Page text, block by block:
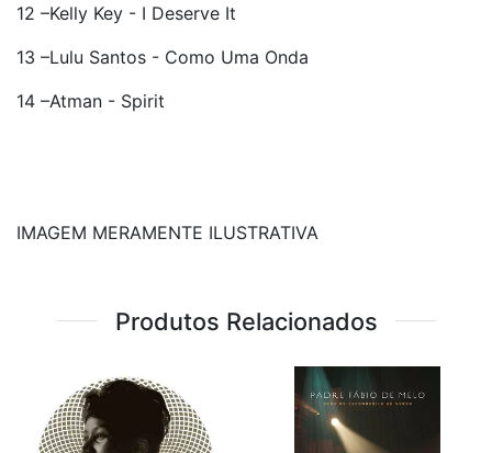
12 –Kelly Key - I Deserve It
13 –Lulu Santos - Como Uma Onda
14 –Atman - Spirit
IMAGEM MERAMENTE ILUSTRATIVA
Produtos Relacionados